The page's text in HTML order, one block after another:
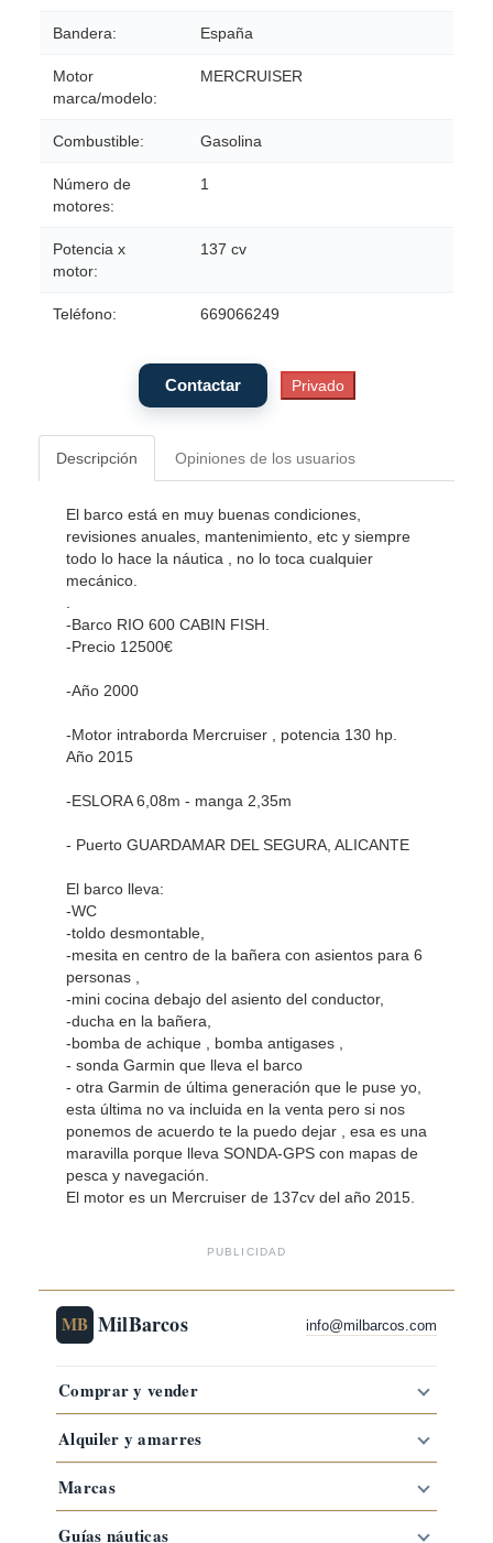
Bandera: España
Motor
marca/modelo:
MERCRUISER
Combustible: Gasolina
Número de
motores:
1
Potencia x
motor:
137 cv
Teléfono: 669066249
Descripción Opiniones de los usuarios
El barco está en muy buenas condiciones,
revisiones anuales, mantenimiento, etc y siempre
todo lo hace la náutica , no lo toca cualquier
mecánico.
-Barco RIO 600 CABIN FISH.
-Precio 12500€
-Año 2000
-Motor intraborda Mercruiser , potencia 130 hp.
Año 2015
-ESLORA 6,08m - manga 2,35m
- Puerto GUARDAMAR DEL SEGURA, ALICANTE
El barco lleva:
-WC
-toldo desmontable,
-mesita en centro de la bañera con asientos para 6
personas ,
-mini cocina debajo del asiento del conductor,
-ducha en la bañera,
-bomba de achique , bomba antigases ,
- sonda Garmin que lleva el barco
- otra Garmin de última generación que le puse yo,
esta última no va incluida en la venta pero si nos
ponemos de acuerdo te la puedo dejar , esa es una
maravilla porque lleva SONDA-GPS con mapas de
pesca y navegación.
El motor es un Mercruiser de 137cv del año 2015.
PUBLICIDAD
MB MilBarcos info@milbarcos.com
Comprar y vender
Alquiler y amarres
Marcas
Guías náuticas